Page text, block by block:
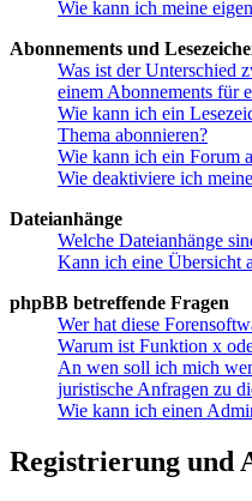
Wie kann ich meine
Abonnements und
Was ist der Unterschied
einem Abonnements für
Wie kann ich ein
Thema abonnieren?
Wie kann ich ein Forum
Wie deaktiviere ich
Dateianhänge
Welche Dateianhänge
Kann ich eine Übersicht
phpBB betreffende Fragen
Wer hat diese
Warum ist Funktion x
An wen soll ich mich
juristische Anfragen zu
Wie kann ich einen
Registrierung und